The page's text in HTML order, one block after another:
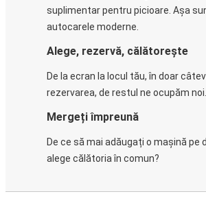
suplimentar pentru picioare. Așa
autocarele moderne.
Alege, rezervă, călătorește
De la ecran la locul tău, în doar
rezervarea, de restul ne ocupăm noi.
Mergeți împreună
De ce să mai adăugați o mașină pe
alege călătoria în comun?